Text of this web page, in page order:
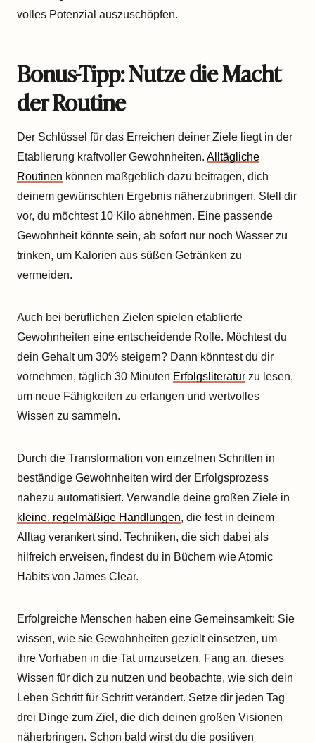
volles Potenzial auszuschöpfen.
Bonus-Tipp: Nutze die Macht
der Routine
Der Schlüssel für das Erreichen deiner Ziele liegt in der
Etablierung kraftvoller Gewohnheiten. Alltägliche
Routinen können maßgeblich dazu beitragen, dich
deinem gewünschten Ergebnis näherzubringen. Stell dir
vor, du möchtest 10 Kilo abnehmen. Eine passende
Gewohnheit könnte sein, ab sofort nur noch Wasser zu
trinken, um Kalorien aus süßen Getränken zu
vermeiden.
Auch bei beruflichen Zielen spielen etablierte
Gewohnheiten eine entscheidende Rolle. Möchtest du
dein Gehalt um 30% steigern? Dann könntest du dir
vornehmen, täglich 30 Minuten Erfolgsliteratur zu lesen,
um neue Fähigkeiten zu erlangen und wertvolles
Wissen zu sammeln.
Durch die Transformation von einzelnen Schritten in
beständige Gewohnheiten wird der Erfolgsprozess
nahezu automatisiert. Verwandle deine großen Ziele in
kleine, regelmäßige Handlungen, die fest in deinem
Alltag verankert sind. Techniken, die sich dabei als
hilfreich erweisen, findest du in Büchern wie Atomic
Habits von James Clear.
Erfolgreiche Menschen haben eine Gemeinsamkeit: Sie
wissen, wie sie Gewohnheiten gezielt einsetzen, um
ihre Vorhaben in die Tat umzusetzen. Fang an, dieses
Wissen für dich zu nutzen und beobachte, wie sich dein
Leben Schritt für Schritt verändert. Setze dir jeden Tag
drei Dinge zum Ziel, die dich deinen großen Visionen
näherbringen. Schon bald wirst du die positiven